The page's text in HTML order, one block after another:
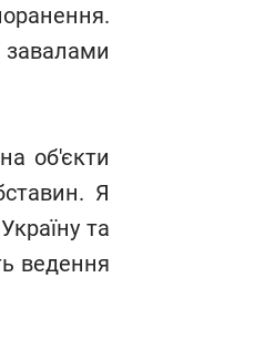
об'єкти
Я
та
ведення